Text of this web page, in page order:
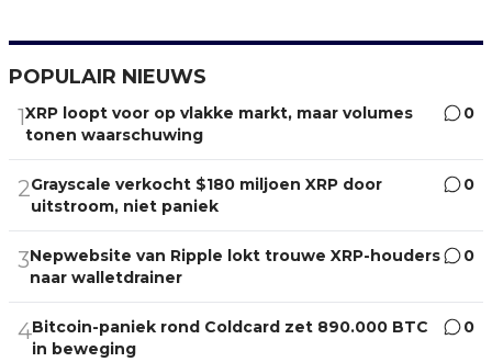
POPULAIR NIEUWS
1XRP loopt voor op vlakke markt, maar volumes
tonen waarschuwing
0
2Grayscale verkocht $180 miljoen XRP door
uitstroom, niet paniek
0
3Nepwebsite van Ripple lokt trouwe XRP-houders
naar walletdrainer
0
4Bitcoin-paniek rond Coldcard zet 890.000 BTC
in beweging
0